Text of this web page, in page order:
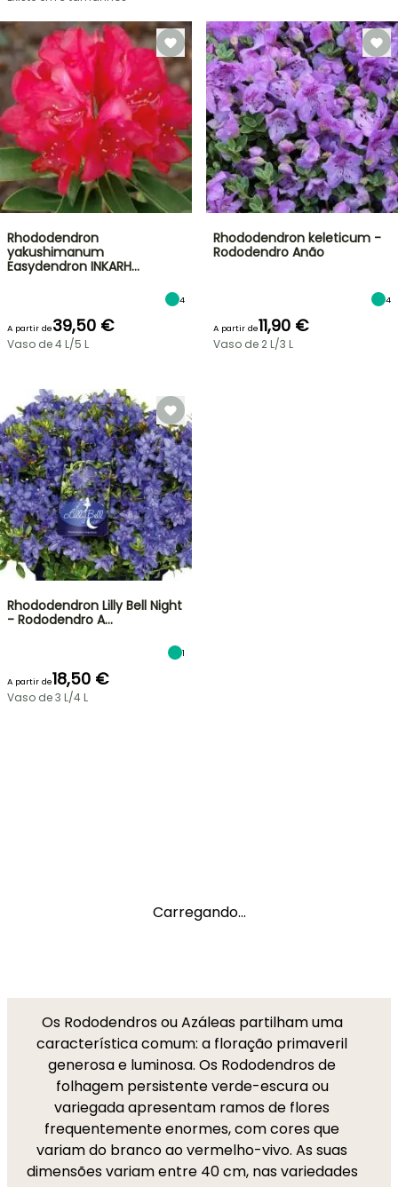
Rhododendron
yakushimanum
Easydendron INKARH…
4
A partir de39,50 €
Vaso de 4 L/5 L
Rhododendron keleticum -
Rododendro Anão
4
A partir de11,90 €
Vaso de 2 L/3 L
Rhododendron Lilly Bell Night
- Rododendro A…
1
A partir de18,50 €
Vaso de 3 L/4 L
Carregando...
Os Rododendros ou Azáleas partilham uma
característica comum: a floração primaveril
generosa e luminosa. Os Rododendros de
folhagem persistente verde-escura ou
variegada apresentam ramos de flores
frequentemente enormes, com cores que
variam do branco ao vermelho-vivo. As suas
dimensões variam entre 40 cm, nas variedades